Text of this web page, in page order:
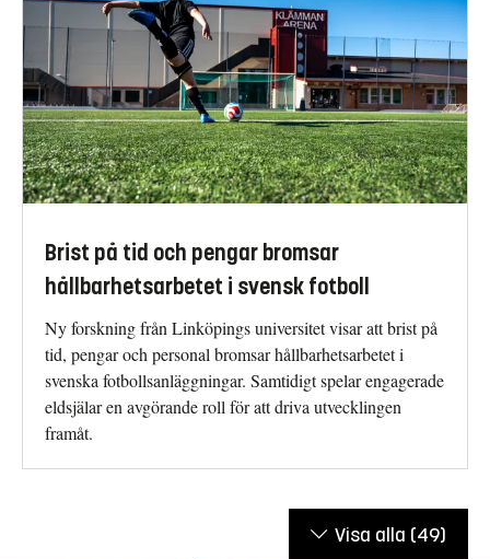
Brist på tid och pengar bromsar
hållbarhetsarbetet i svensk fotboll
Ny forskning från Linköpings universitet visar att brist på
tid, pengar och personal bromsar hållbarhetsarbetet i
svenska fotbollsanläggningar. Samtidigt spelar engagerade
eldsjälar en avgörande roll för att driva utvecklingen
framåt.
Visa alla (49)